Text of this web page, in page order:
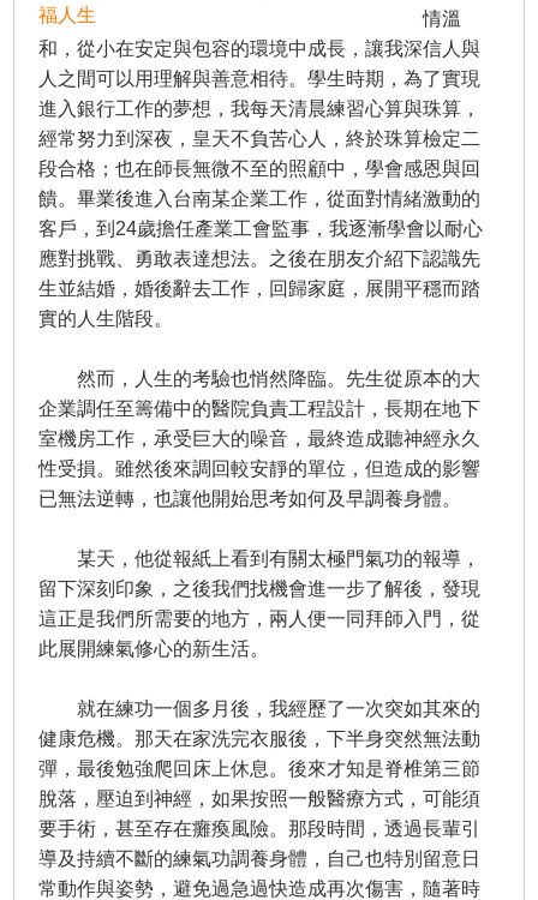
福人生
情溫
和，從小在安定與包容的環境中成長，讓我深信人與
人之間可以用理解與善意相待。學生時期，為了實現
進入銀行工作的夢想，我每天清晨練習心算與珠算，
經常努力到深夜，皇天不負苦心人，終於珠算檢定二
段合格；也在師長無微不至的照顧中，學會感恩與回
饋。畢業後進入台南某企業工作，從面對情緒激動的
客戶，到24歲擔任產業工會監事，我逐漸學會以耐心
應對挑戰、勇敢表達想法。之後在朋友介紹下認識先
生並結婚，婚後辭去工作，回歸家庭，展開平穩而踏
實的人生階段。
然而，人生的考驗也悄然降臨。先生從原本的大
企業調任至籌備中的醫院負責工程設計，長期在地下
室機房工作，承受巨大的噪音，最終造成聽神經永久
性受損。雖然後來調回較安靜的單位，但造成的影響
已無法逆轉，也讓他開始思考如何及早調養身體。
某天，他從報紙上看到有關太極門氣功的報導，
留下深刻印象，之後我們找機會進一步了解後，發現
這正是我們所需要的地方，兩人便一同拜師入門，從
此展開練氣修心的新生活。
就在練功一個多月後，我經歷了一次突如其來的
健康危機。那天在家洗完衣服後，下半身突然無法動
彈，最後勉強爬回床上休息。後來才知是脊椎第三節
脫落，壓迫到神經，如果按照一般醫療方式，可能須
要手術，甚至存在癱瘓風險。那段時間，透過長輩引
導及持續不斷的練氣功調養身體，自己也特別留意日
常動作與姿勢，避免過急過快造成再次傷害，隨著時